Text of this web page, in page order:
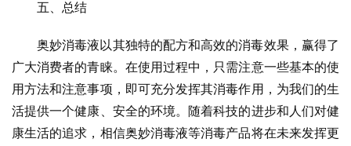
五、总结
奥妙消毒液以其独特的配方和高效的消毒效果，赢得了
广大消费者的青睐。在使用过程中，只需注意一些基本的使
用方法和注意事项，即可充分发挥其消毒作用，为我们的生
活提供一个健康、安全的环境。随着科技的进步和人们对健
康生活的追求，相信奥妙消毒液等消毒产品将在未来发挥更